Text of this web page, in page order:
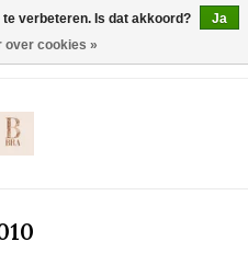
verbeteren. Is dat akkoord?
Ja
over cookies »
EU maten. .